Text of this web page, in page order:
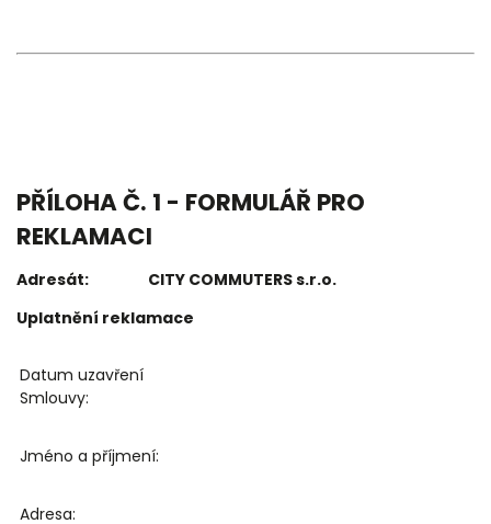
PŘÍLOHA Č. 1 - FORMULÁŘ PRO
REKLAMACI
Adresát: CITY COMMUTERS s.r.o.
Uplatnění reklamace
Datum uzavření
Smlouvy:
Jméno a příjmení:
Adresa: